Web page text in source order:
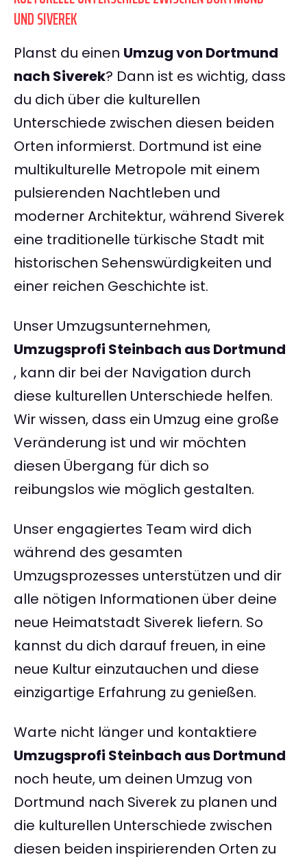
UND SIVEREK
Planst du einen Umzug von Dortmund
nach Siverek? Dann ist es wichtig, dass
du dich über die kulturellen
Unterschiede zwischen diesen beiden
Orten informierst. Dortmund ist eine
multikulturelle Metropole mit einem
pulsierenden Nachtleben und
moderner Architektur, während Siverek
eine traditionelle türkische Stadt mit
historischen Sehenswürdigkeiten und
einer reichen Geschichte ist.
Unser Umzugsunternehmen,
Umzugsprofi Steinbach aus Dortmund
, kann dir bei der Navigation durch
diese kulturellen Unterschiede helfen.
Wir wissen, dass ein Umzug eine große
Veränderung ist und wir möchten
diesen Übergang für dich so
reibungslos wie möglich gestalten.
Unser engagiertes Team wird dich
während des gesamten
Umzugsprozesses unterstützen und dir
alle nötigen Informationen über deine
neue Heimatstadt Siverek liefern. So
kannst du dich darauf freuen, in eine
neue Kultur einzutauchen und diese
einzigartige Erfahrung zu genießen.
Warte nicht länger und kontaktiere
Umzugsprofi Steinbach aus Dortmund
noch heute, um deinen Umzug von
Dortmund nach Siverek zu planen und
die kulturellen Unterschiede zwischen
diesen beiden inspirierenden Orten zu